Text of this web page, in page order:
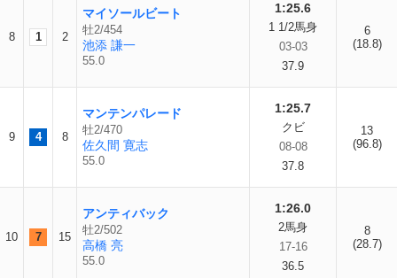
8 1 2
マイソールビート
牡2/454
池添 謙一
55.0
1:25.6
1 1/2馬身
03-03
37.9
6
(18.8)
9 4 8
マンテンパレード
牡2/470
佐久間 寛志
55.0
1:25.7
クビ
08-08
37.8
13
(96.8)
10 7 15
アンティバック
牡2/502
高橋 亮
55.0
1:26.0
2馬身
17-16
36.5
8
(28.7)